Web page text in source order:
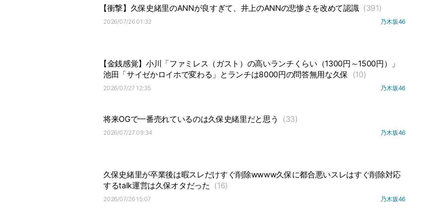
【衝撃】久保史緒里のANNが良すぎて、井上のANNの悲惨さを改めて認識 (391)
2026/07/26 01:32 乃木坂46
【金銭感覚】小川「ファミレス（ガスト）の高いランチくらい（1300円～1500円）」
池田「サイゼかロイホで変わる」とランチは8000円の問答無用な久保 (10)
2026/07/27 12:35 乃木坂46
将来OGで一番売れているのは久保史緒里だと思う (33)
2026/07/27 09:34 乃木坂46
久保史緒里が卒業後は暇スレだけすぐ削除wwww久保に都合悪いスレはすぐ削除対応
するtalk運営は久保オタだった (16)
2026/07/26 15:07 乃木坂46